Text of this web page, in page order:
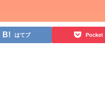
はてブ Pocket